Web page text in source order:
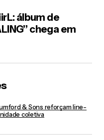
álbum de
chega em
& Sons reforçam line-
coletiva